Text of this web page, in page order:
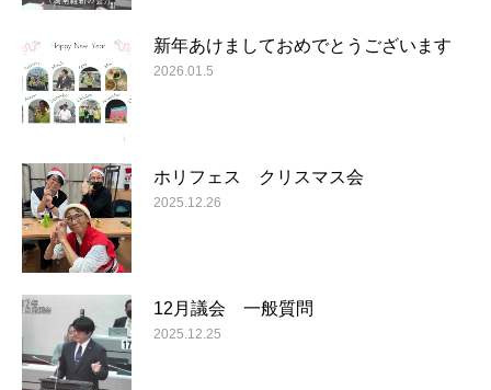
新年あけましておめでとうございます
2026.01.5
ホリフェス クリスマス会
2025.12.26
12月議会 一般質問
2025.12.25